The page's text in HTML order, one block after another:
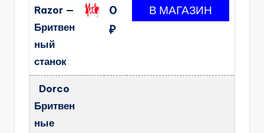
Razor —
Бритвен
ный
станок
0
₽
Dorco
Бритвен
ные